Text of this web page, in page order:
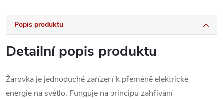
Popis produktu
Detailní popis produktu
Žárovka je jednoduché zařízení k přeměně elektrické
energie na světlo. Funguje na principu zahřívání